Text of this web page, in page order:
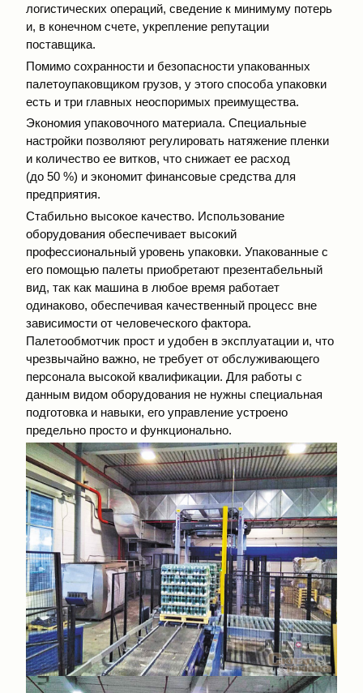
логистических операций, сведение к минимуму потерь
и, в конечном счете, укрепление репутации
поставщика.
Помимо сохранности и безопасности упакованных
палетоупаковщиком грузов, у этого способа упаковки
есть и три главных неоспоримых преимущества.
Экономия упаковочного материала. Специальные
настройки позволяют регулировать натяжение пленки
и количество ее витков, что снижает ее расход
(до 50 %) и экономит финансовые средства для
предприятия.
Стабильно высокое качество. Использование
оборудования обеспечивает высокий
профессиональный уровень упаковки. Упакованные с
его помощью палеты приобретают презентабельный
вид, так как машина в любое время работает
одинаково, обеспечивая качественный процесс вне
зависимости от человеческого фактора.
Палетообмотчик прост и удобен в эксплуатации и, что
чрезвычайно важно, не требует от обслуживающего
персонала высокой квалификации. Для работы с
данным видом оборудования не нужны специальная
подготовка и навыки, его управление устроено
предельно просто и функционально.